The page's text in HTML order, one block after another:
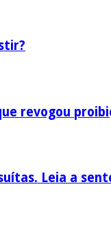
revogou
Leia a